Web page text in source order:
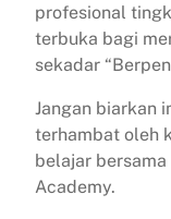
profesional
terbuka bagi
sekadar
Jangan biarkan
terhambat oleh
belajar
Academy.